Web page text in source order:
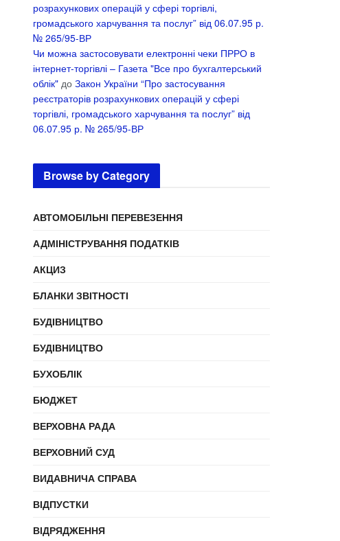
розрахункових операцій у сфері торгівлі,
громадського харчування та послуг” від 06.07.95 р.
№ 265/95-ВР
Чи можна застосовувати електронні чеки ПРРО в
інтернет-торгівлі – Газета "Все про бухгалтерський
облік" до Закон України “Про застосування
реєстраторів розрахункових операцій у сфері
торгівлі, громадського харчування та послуг” від
06.07.95 р. № 265/95-ВР
Browse by Category
АВТОМОБІЛЬНІ ПЕРЕВЕЗЕННЯ
АДМІНІСТРУВАННЯ ПОДАТКІВ
АКЦИЗ
БЛАНКИ ЗВІТНОСТІ
БУДІВНИЦТВО
БУДІВНИЦТВО
БУХОБЛІК
БЮДЖЕТ
ВЕРХОВНА РАДА
ВЕРХОВНИЙ СУД
ВИДАВНИЧА СПРАВА
ВІДПУСТКИ
ВІДРЯДЖЕННЯ